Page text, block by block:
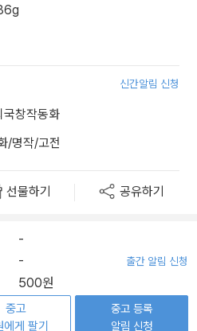
신간알림 신청
국창작동화
/명작/고전
선물하기 공유하기
-
- 출간 알림 신청
500원
중고
에게 팔기
중고 등록
알림 신청